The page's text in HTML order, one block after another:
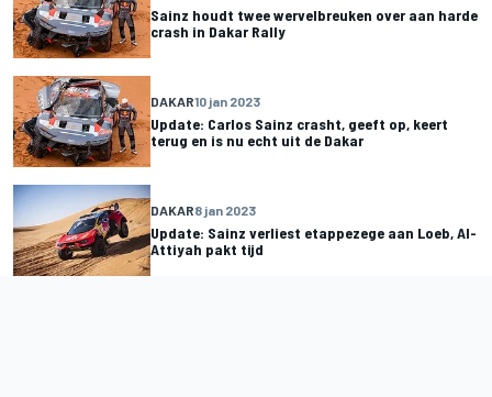
Sainz houdt twee wervelbreuken over aan harde
crash in Dakar Rally
DAKAR10 jan 2023
Update: Carlos Sainz crasht, geeft op, keert
terug en is nu echt uit de Dakar
DAKAR8 jan 2023
Update: Sainz verliest etappezege aan Loeb, Al-
Attiyah pakt tijd